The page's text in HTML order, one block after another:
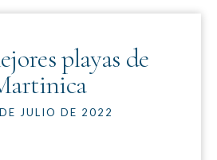
playas de
JULIO DE 2022